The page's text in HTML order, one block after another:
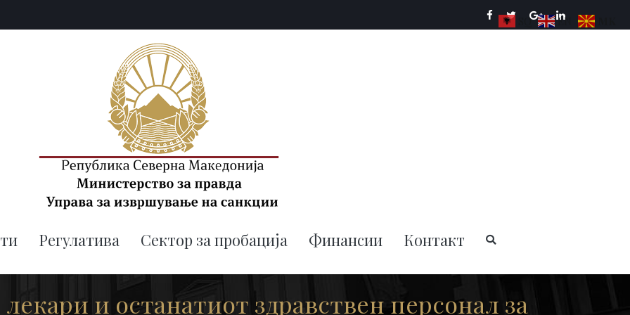
Регулатива Сектор за пробација Финансии Контакт
и останатиот здравствен персонал за
SQ EN